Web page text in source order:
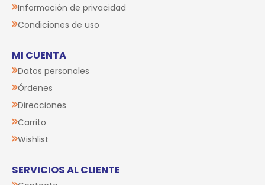
Información de privacidad
Condiciones de uso
MI CUENTA
Datos personales
Órdenes
Direcciones
Carrito
Wishlist
SERVICIOS AL CLIENTE